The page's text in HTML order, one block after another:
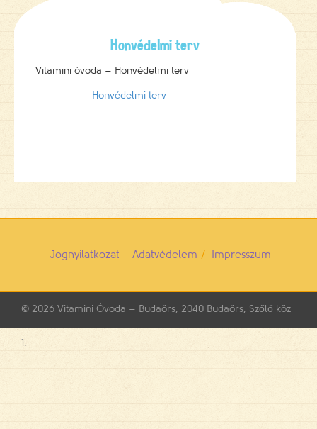
Honvédelmi terv
Vitamini óvoda – Honvédelmi terv
Honvédelmi terv
Jognyilatkozat – Adatvédelem Impresszum
© 2026 Vitamini Óvoda – Budaörs, 2040 Budaörs, Szőlő köz
1.